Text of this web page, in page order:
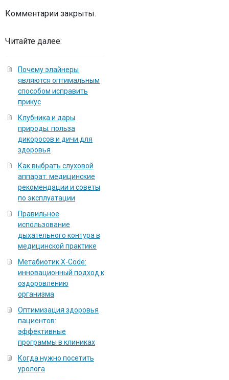
Комментарии закрыты.
Читайте далее:
Почему элайнеры
являются оптимальным
способом исправить
прикус
Клубника и дары
природы: польза
дикоросов и дичи для
здоровья
Как выбрать слуховой
аппарат: медицинские
рекомендации и советы
по эксплуатации
Правильное
использование
дыхательного контура в
медицинской практике
Метабиотик X-Code:
инновационный подход к
оздоровлению
организма
Оптимизация здоровья
пациентов:
эффективные
программы в клиниках
Когда нужно посетить
уролога